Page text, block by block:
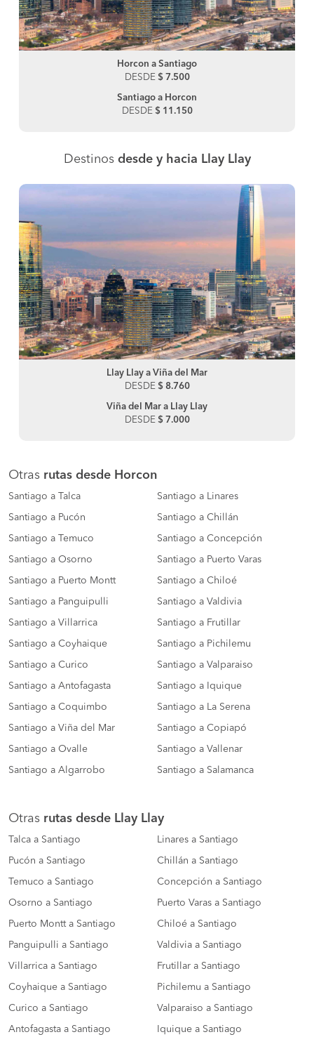
Horcon a Santiago
DESDE $ 7.500
Santiago a Horcon
DESDE $ 11.150
Destinos desde y hacia Llay Llay
Llay Llay a Viña del Mar
DESDE $ 8.760
Viña del Mar a Llay Llay
DESDE $ 7.000
Otras rutas desde Horcon
Santiago a Talca Santiago a Linares
Santiago a Pucón Santiago a Chillán
Santiago a Temuco Santiago a Concepción
Santiago a Osorno Santiago a Puerto Varas
Santiago a Puerto Montt Santiago a Chiloé
Santiago a Panguipulli Santiago a Valdivia
Santiago a Villarrica Santiago a Frutillar
Santiago a Coyhaique Santiago a Pichilemu
Santiago a Curico Santiago a Valparaiso
Santiago a Antofagasta Santiago a Iquique
Santiago a Coquimbo Santiago a La Serena
Santiago a Viña del Mar Santiago a Copiapó
Santiago a Ovalle Santiago a Vallenar
Santiago a Algarrobo Santiago a Salamanca
Otras rutas desde Llay Llay
Talca a Santiago Linares a Santiago
Pucón a Santiago Chillán a Santiago
Temuco a Santiago Concepción a Santiago
Osorno a Santiago Puerto Varas a Santiago
Puerto Montt a Santiago Chiloé a Santiago
Panguipulli a Santiago Valdivia a Santiago
Villarrica a Santiago Frutillar a Santiago
Coyhaique a Santiago Pichilemu a Santiago
Curico a Santiago Valparaiso a Santiago
Antofagasta a Santiago Iquique a Santiago